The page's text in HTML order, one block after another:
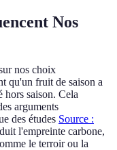
Nos
nos choix
qu'un fruit de saison a
saison. Cela
arguments
des études Source :
l'empreinte carbone,
le terroir ou la